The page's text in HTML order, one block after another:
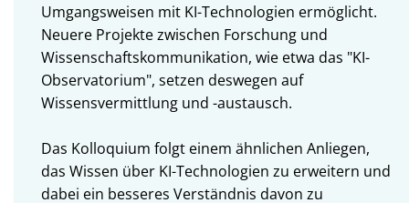
Umgangsweisen mit KI-Technologien ermöglicht.
Neuere Projekte zwischen Forschung und
Wissenschaftskommunikation, wie etwa das "KI-
Observatorium", setzen deswegen auf
Wissensvermittlung und -austausch.
Das Kolloquium folgt einem ähnlichen Anliegen,
das Wissen über KI-Technologien zu erweitern und
dabei ein besseres Verständnis davon zu